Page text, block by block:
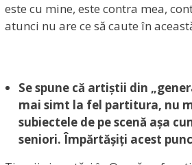
este cu mine, este contra mea,
atunci nu are ce să caute în
Se spune că artiștii din
mai simt la fel partitura, nu
subiectele de pe scenă așa
seniori. Împărtășiți acest